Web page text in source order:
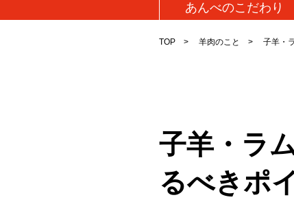
あんべのこだわり
TOP 羊肉のこと 子羊・
子羊・ラ
るべきポ